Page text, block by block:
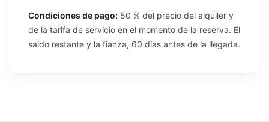
Condiciones de pago: 50 % del precio del alquiler y
de la tarifa de servicio en el momento de la reserva. El
saldo restante y la fianza, 60 días antes de la llegada.